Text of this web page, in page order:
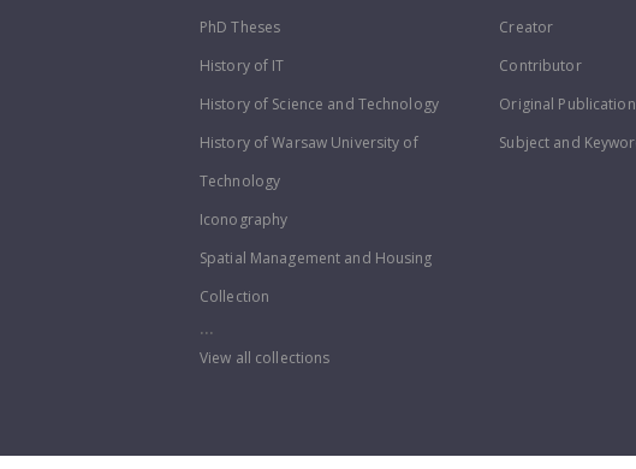
PhD Theses
History of IT
History of Science and Technology
History of Warsaw University of
Technology
Iconography
Spatial Management and Housing
Collection
...
View all collections
Creator
Contributor
Original
Subject and